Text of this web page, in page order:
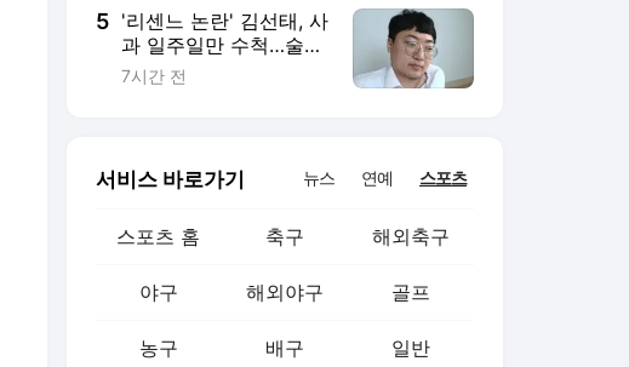
[엑's 이슈]
5 '리센느 논란' 김선태, 사
과 일주일만 수척…술병
까지 나뒹굴며 "고독하
7시간 전
서비스 바로가기 뉴스 연예 스포츠
스포츠 홈 축구 해외축구
야구 해외야구 골프
농구 배구 일반